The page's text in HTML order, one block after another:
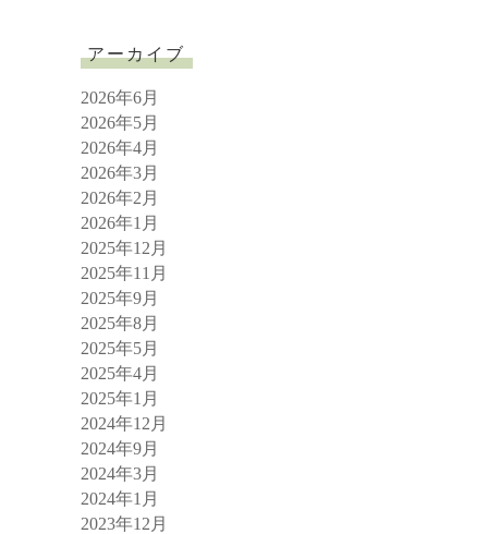
アーカイブ
2026年6月
2026年5月
2026年4月
2026年3月
2026年2月
2026年1月
2025年12月
2025年11月
2025年9月
2025年8月
2025年5月
2025年4月
2025年1月
2024年12月
2024年9月
2024年3月
2024年1月
2023年12月